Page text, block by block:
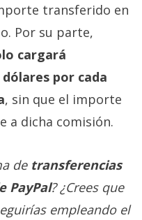
transferido en
Por su parte,
cargará
dólares por cada
, sin que el importe
a dicha comisión.
de transferencias
PayPal? ¿Crees que
empleando el